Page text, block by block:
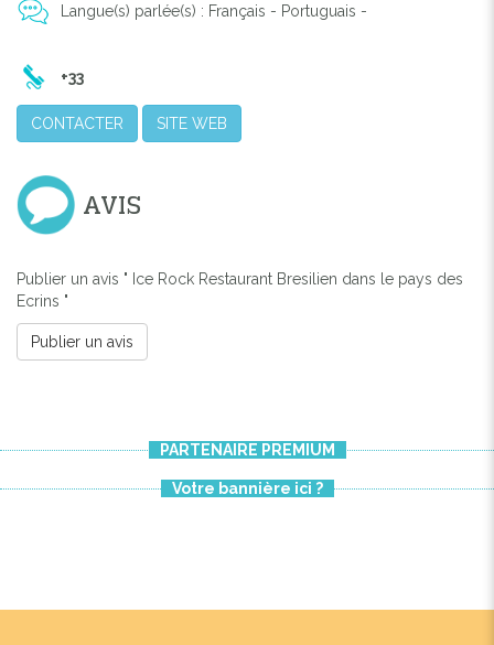
Langue(s) parlée(s) : Français - Portuguais -
+33
CONTACTER SITE WEB
AVIS
Publier un avis " Ice Rock Restaurant Bresilien dans le pays des
Ecrins "
Publier un avis
PARTENAIRE PREMIUM
Votre bannière ici ?